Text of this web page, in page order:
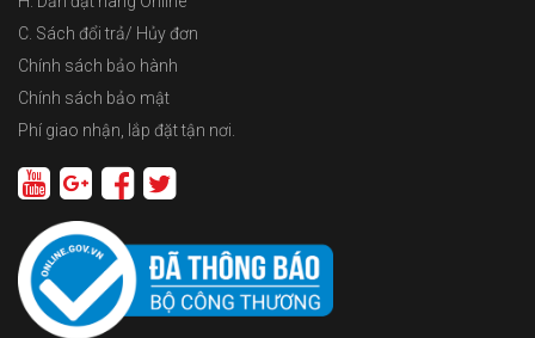
C. Sách đổi trả/ Hủy đơn
Chính sách bảo hành
Chính sách bảo mật
Phí giao nhận, lắp đặt tận nơi.